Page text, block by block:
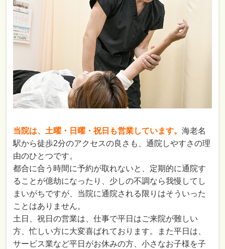
当院は、土曜・日曜・祝日も営業しています。海老名
駅から徒歩2分のアクセスの良さも、通院しやすさの理
由のひとつです。
都合に合う時間に予約が取れないと、定期的に通院す
ることが億劫になったり、少しの不調なら我慢してし
まいがちですが、当院に通院される限りはそういった
ことはありません。
土日、祝日の営業は、仕事で平日はご来院が難しい
方、忙しい方に大変喜ばれております。また平日は、
サービス業など平日がお休みの方、小さなお子様を子